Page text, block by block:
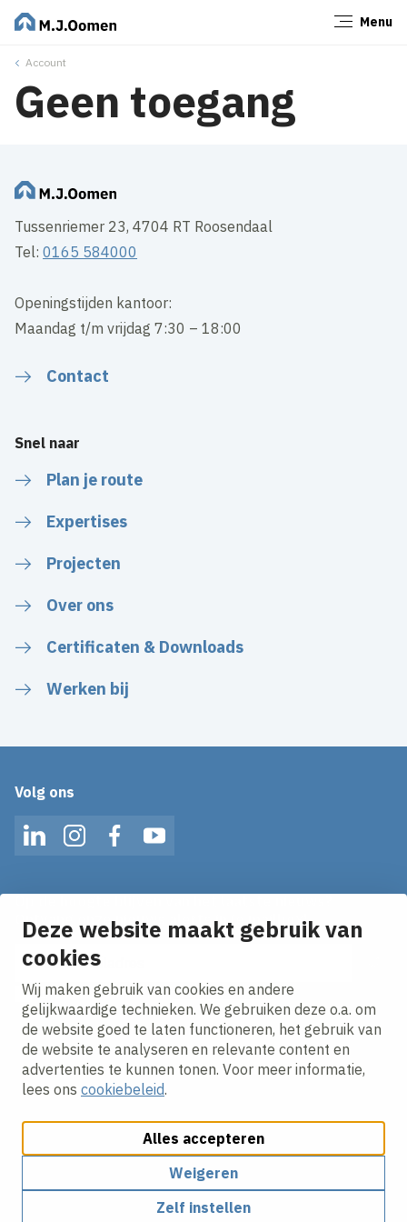
Deze website maakt gebruik van
cookies
Wij maken gebruik van cookies en andere
gelijkwaardige technieken. We gebruiken deze o.a. om
de website goed te laten functioneren, het gebruik van
de website te analyseren en relevante content en
advertenties te kunnen tonen. Voor meer informatie,
lees ons cookiebeleid.
Alles accepteren
Weigeren
Zelf instellen
Menu
Account
Geen toegang
Tussenriemer 23, 4704 RT Roosendaal
Tel:0165 584000
Openingstijden kantoor:
Maandag t/m vrijdag 7:30 – 18:00
Contact
Snel naar
Plan je route
Expertises
Projecten
Over ons
Certificaten & Downloads
Werken bij
Volg ons
LinkedInInstagramFacebookYouTube
Ontvang onze nieuws alerts in je mailbox!
E-mailadres
Ik ga akkoord met hetprivacy statement.
Cookies aanpassenCookie beleidPrivacy policy
Sluiten